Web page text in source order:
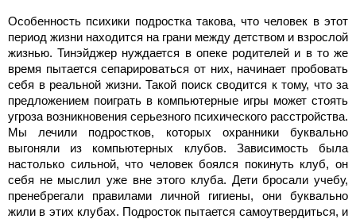
Особенность психики подростка такова, что человек в этот
период жизни находится на грани между детством и взрослой
жизнью. Тинэйджер нуждается в опеке родителей и в то же
время пытается сепарироваться от них, начинает пробовать
себя в реальной жизни. Такой поиск сводится к тому, что за
предложением поиграть в компьютерные игры может стоять
угроза возникновения серьезного психического расстройства.
Мы лечили подростков, которых охранники буквально
выгоняли из компьютерных клубов. Зависимость была
настолько сильной, что человек боялся покинуть клуб, он
себя не мыслил уже вне этого клуба. Дети бросали учебу,
пренебрегали правилами личной гигиены, они буквально
жили в этих клубах. Подросток пытается самоутвердиться, и